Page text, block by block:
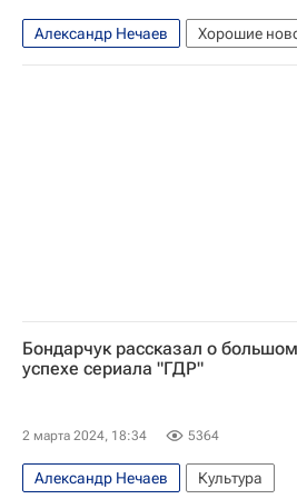
Александр Нечаев
Хорошие
Рустам Минниханов
Хорошие
Бондарчук рассказал о большом
успехе сериала "ГДР"
2 марта 2024, 18:34 5364
Александр Нечаев
Культура